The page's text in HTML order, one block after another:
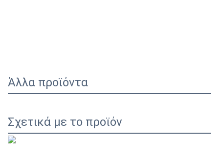
Άλλα προϊόντα
Σχετικά με το προϊόν